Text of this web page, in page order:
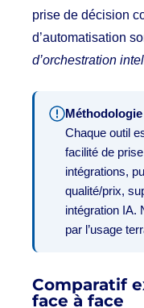
prise de décision
d’automatisation
d’orchestration
Chaque outil
facilité de
intégrations,
qualité/prix,
intégration IA.
par l’usage
Comparatif
face à face